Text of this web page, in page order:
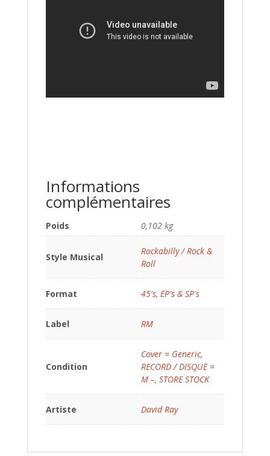
Informations
complémentaires
Poids 0,102 kg
Style Musical
Rockabilly / Rock &
Roll
Format 45's, EP's & SP's
Label RM
Condition
Cover = Generic,
RECORD / DISQUE =
M –, STORE STOCK
Artiste David Ray